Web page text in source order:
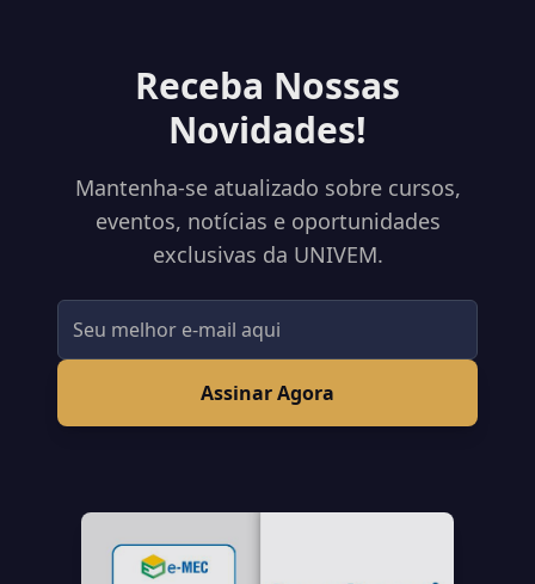
Receba Nossas
Novidades!
Mantenha-se atualizado sobre cursos,
eventos, notícias e oportunidades
exclusivas da UNIVEM.
Assinar Agora